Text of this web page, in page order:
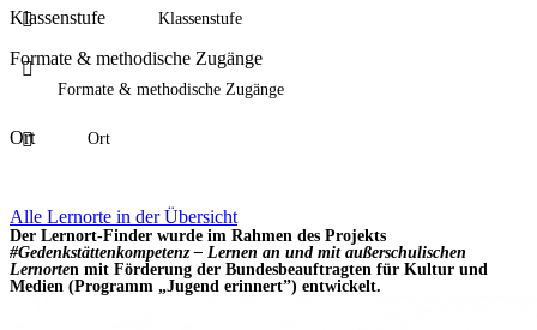
Klassenstufe
Formate & methodische Zugänge
Ort
Alle Lernorte in der Übersicht
Der Lernort-Finder wurde im Rahmen des Projekts
#Gedenkstättenkompetenz – Lernen an und mit außerschulischen
Lernorten mit Förderung der Bundesbeauftragten für Kultur und
Medien (Programm „Jugend erinnert”) entwickelt.